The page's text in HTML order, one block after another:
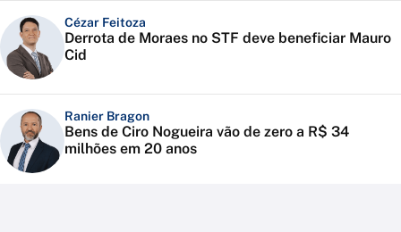
Cézar Feitoza
Derrota de Moraes no STF deve beneficiar Mauro
Cid
Ranier Bragon
Bens de Ciro Nogueira vão de zero a R$ 34
milhões em 20 anos